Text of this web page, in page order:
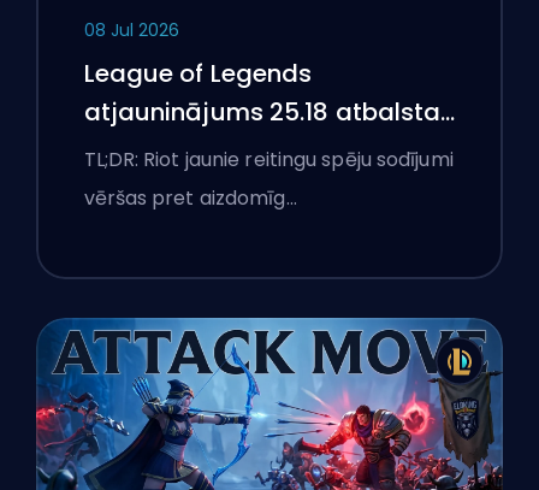
08 Jul 2026
League of Legends
atjauninājums 25.18 atbalsta
aizliegumus un boostēšanas
karogus
TL;DR: Riot jaunie reitingu spēju sodījumi
vēršas pret aizdomīg…